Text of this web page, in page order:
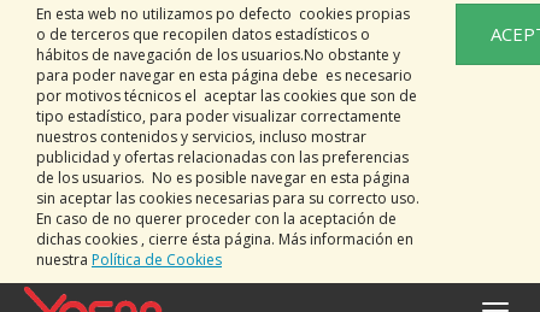
En esta web no utilizamos po defecto cookies propias
o de terceros que recopilen datos estadísticos o
hábitos de navegación de los usuarios.No obstante y
para poder navegar en esta página debe es necesario
por motivos técnicos el aceptar las cookies que son de
tipo estadístico, para poder visualizar correctamente
nuestros contenidos y servicios, incluso mostrar
publicidad y ofertas relacionadas con las preferencias
de los usuarios. No es posible navegar en esta página
sin aceptar las cookies necesarias para su correcto uso.
En caso de no querer proceder con la aceptación de
dichas cookies , cierre ésta página. Más información en
nuestra Política de Cookies